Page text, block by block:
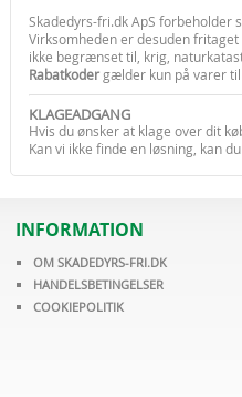
Skadedyrs-fri.dk ApS forbeholder
Virksomheden er desuden
ikke begrænset til, krig,
Rabatkodergælder kun på varer
KLAGEADGANG
Hvis du ønsker at klage over dit
Kan vi ikke finde en løsning, kan
INFORMATION
OM SKADEDYRS-FRI.DK
HANDELSBETINGELSER
COOKIEPOLITIK